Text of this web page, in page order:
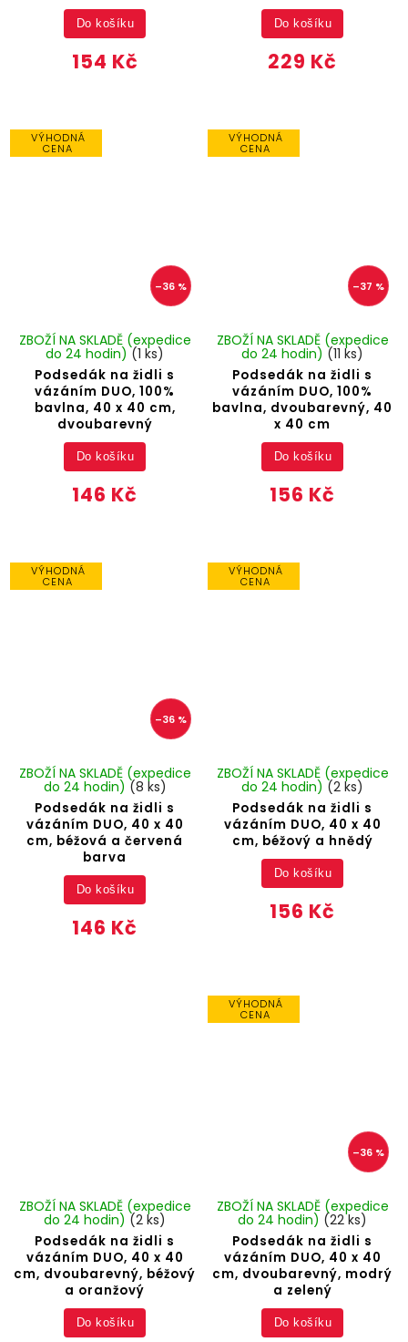
154 Kč
Do košíku
229 Kč
Do košíku
VÝHODNÁ
CENA
–36 %
Podsedák na židli s
vázáním DUO, 100%
bavlna, 40 x 40 cm,
dvoubarevný
ZBOŽÍ NA SKLADĚ (expedice
do 24 hodin) (1 ks)
146 Kč
Do košíku
VÝHODNÁ
CENA
–37 %
Podsedák na židli s
vázáním DUO, 100%
bavlna, dvoubarevný, 40
x 40 cm
ZBOŽÍ NA SKLADĚ (expedice
do 24 hodin) (11 ks)
156 Kč
Do košíku
VÝHODNÁ
CENA
–36 %
Podsedák na židli s
vázáním DUO, 40 x 40
cm, béžová a červená
barva
ZBOŽÍ NA SKLADĚ (expedice
do 24 hodin) (8 ks)
146 Kč
Do košíku
VÝHODNÁ
CENA
Podsedák na židli s
vázáním DUO, 40 x 40
cm, béžový a hnědý
ZBOŽÍ NA SKLADĚ (expedice
do 24 hodin) (2 ks)
156 Kč
Do košíku
Podsedák na židli s
vázáním DUO, 40 x 40
cm, dvoubarevný, béžový
a oranžový
ZBOŽÍ NA SKLADĚ (expedice
do 24 hodin) (2 ks)
Do košíku
VÝHODNÁ
CENA
–36 %
Podsedák na židli s
vázáním DUO, 40 x 40
cm, dvoubarevný, modrý
a zelený
ZBOŽÍ NA SKLADĚ (expedice
do 24 hodin) (22 ks)
Do košíku